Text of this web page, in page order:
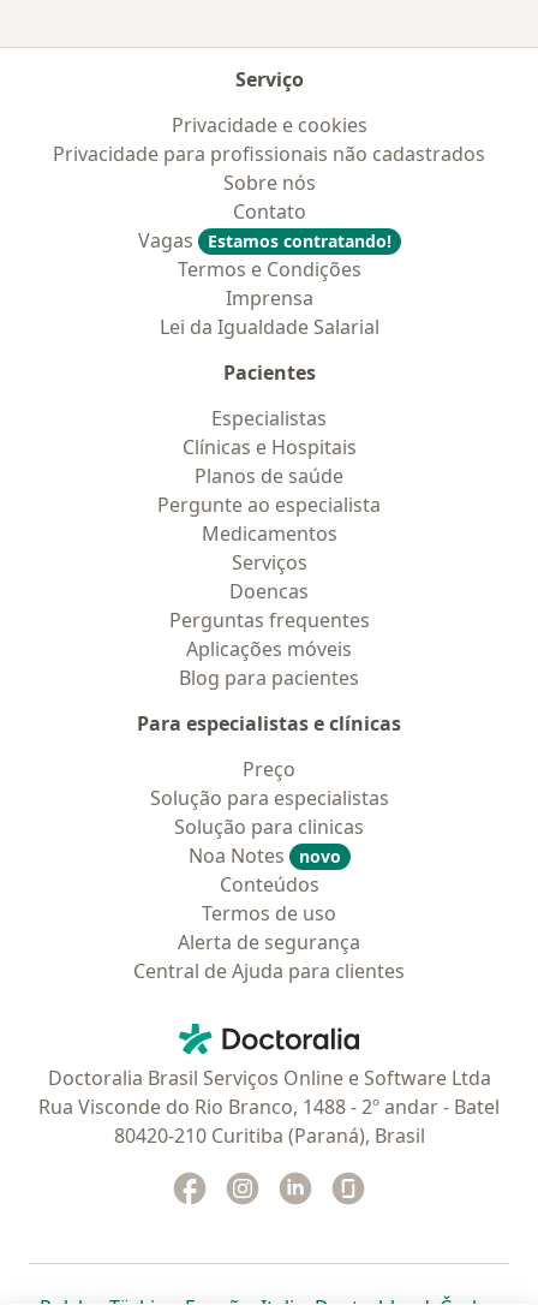
Serviço
Privacidade e cookies
Privacidade para profissionais não cadastrados
Sobre nós
Contato
Vagas
Estamos contratando!
Termos e Condições
Imprensa
Lei da Igualdade Salarial
Pacientes
Especialistas
Clínicas e Hospitais
Planos de saúde
Pergunte ao especialista
Medicamentos
Serviços
Doencas
Perguntas frequentes
Aplicações móveis
Blog para pacientes
Para especialistas e clínicas
Preço
Solução para especialistas
Solução para clinicas
Noa Notes
novo
Conteúdos
Termos de uso
Alerta de segurança
Central de Ajuda para clientes
Doctoralia - Homepage
Doctoralia Brasil Serviços Online e Software Ltda
Rua Visconde do Rio Branco, 1488 - 2º andar - Batel
80420-210 Curitiba (Paraná), Brasil
Facebook
abre num novo separador
Instagram
abre num novo separador
Linkedin
abre num novo